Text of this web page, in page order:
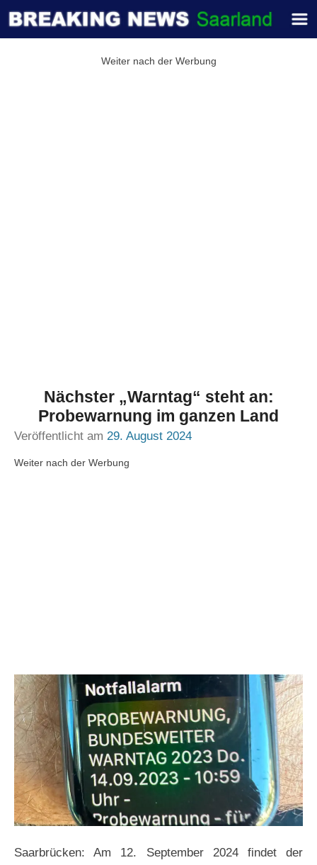
Weiter nach der Werbung
Nächster „Warntag“ steht an:
Probewarnung im ganzen Land
Veröffentlicht am 29. August 2024
Weiter nach der Werbung
Saarbrücken: Am 12. September 2024 findet der